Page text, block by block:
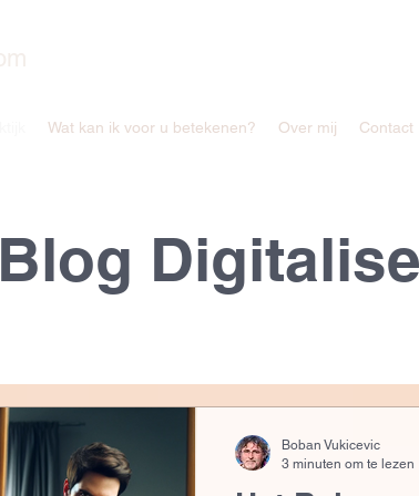
Wat kan ik voor u betekenen? Over mij Contact
Blog
Boban Vukicevic
3 minuten om te lezen